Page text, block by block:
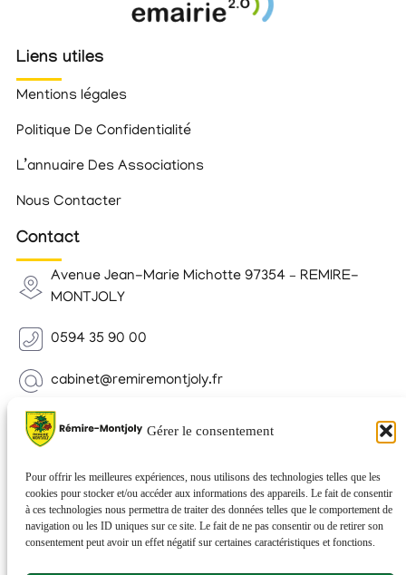
Gérer le consentement
Pour offrir les meilleures expériences, nous utilisons des technologies telles que les
cookies pour stocker et/ou accéder aux informations des appareils. Le fait de consentir
à ces technologies nous permettra de traiter des données telles que le comportement de
navigation ou les ID uniques sur ce site. Le fait de ne pas consentir ou de retirer son
consentement peut avoir un effet négatif sur certaines caractéristiques et fonctions.
Liens utiles
Mentions légales
Politique De Confidentialité
L’annuaire Des Associations
Nous Contacter
Contact
Avenue Jean-Marie Michotte 97354 – REMIRE-
MONTJOLY
0594 35 90 00
cabinet@remiremontjoly.fr
Newsletter
nouvelles de votre commune.